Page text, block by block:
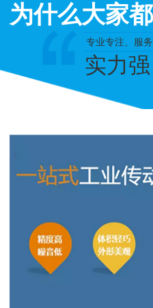
为什么大家
专业专注、服
实力